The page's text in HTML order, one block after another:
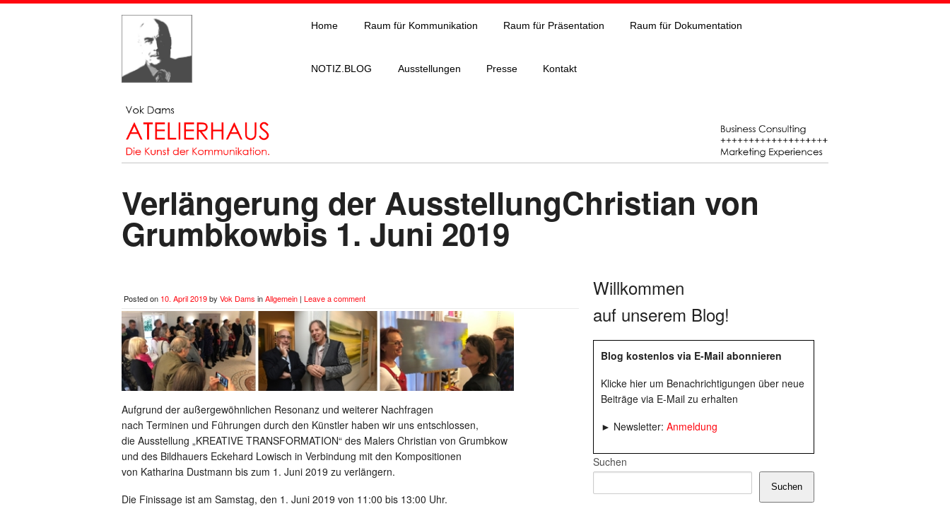
Home Raum für Kommunikation Raum für Präsentation Raum für Dokumentation
NOTIZ.BLOG Ausstellungen Presse Kontakt
Verlängerung der AusstellungChristian von
Grumbkowbis 1. Juni 2019
Posted on 10. April 2019by Vok Dams inAllgemein | Leave a comment
Aufgrund der außergewöhnlichen Resonanz und weiterer Nachfragen
nach Terminen und Führungen durch den Künstler haben wir uns entschlossen,
die Ausstellung „KREATIVE TRANSFORMATION“ des Malers Christian von Grumbkow
und des Bildhauers Eckehard Lowisch in Verbindung mit den Kompositionen
von Katharina Dustmann bis zum 1. Juni 2019 zu verlängern.
Die Finissage ist am Samstag, den 1. Juni 2019 von 11:00 bis 13:00 Uhr.
Willkommen
auf unserem Blog!
Blog kostenlos via E-Mail abonnieren
Klicke hier um Benachrichtigungen über neue
Beiträge via E-Mail zu erhalten
► Newsletter: Anmeldung
Suchen
Suchen